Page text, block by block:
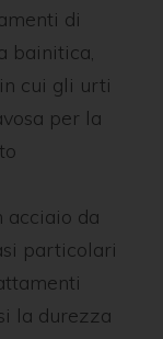
di
bainitica,
cui gli urti
per la
acciaio da
particolari
la durezza